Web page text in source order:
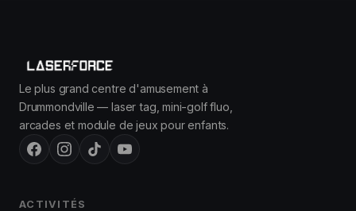
Le plus grand centre d'amusement à
Drummondville — laser tag, mini-golf fluo,
arcades et module de jeux pour enfants.
ACTIVITÉS